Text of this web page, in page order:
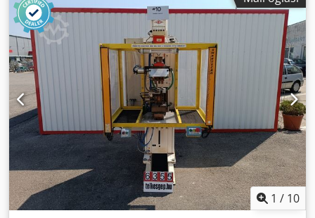
Ukupne dimenzije: 900 x 1370 x 2450 mm Električni podaci:
415 V; 150 kVA; 50 Hz Opremljen svjetlosnim vratima
Vodeno hlađenje alata
1 / 10